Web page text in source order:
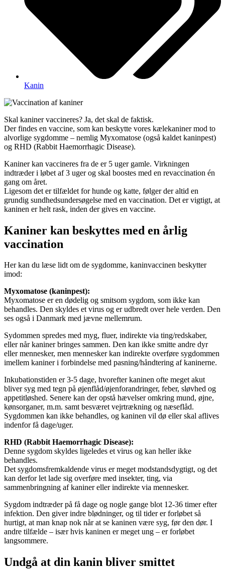
Kanin
Skal kaniner vaccineres? Ja, det skal de faktisk.
Der findes en vaccine, som kan beskytte vores kælekaniner mod to
alvorlige sygdomme – nemlig Myxomatose (også kaldet kaninpest)
og RHD (Rabbit Haemorrhagic Disease).
Kaniner kan vaccineres fra de er 5 uger gamle. Virkningen
indtræder i løbet af 3 uger og skal boostes med en revaccination én
gang om året.
Ligesom det er tilfældet for hunde og katte, følger der altid en
grundig sundhedsundersøgelse med en vaccination. Det er vigtigt, at
kaninen er helt rask, inden der gives en vaccine.
Kaniner kan beskyttes med en årlig
vaccination
Her kan du læse lidt om de sygdomme, kaninvaccinen beskytter
imod:
Myxomatose (kaninpest):
Myxomatose er en dødelig og smitsom sygdom, som ikke kan
behandles. Den skyldes et virus og er udbredt over hele verden. Den
ses også i Danmark med jævne mellemrum.
Sydommen spredes med myg, fluer, indirekte via ting/redskaber,
eller når kaniner bringes sammen. Den kan ikke smitte andre dyr
eller mennesker, men mennesker kan indirekte overføre sygdommen
imellem kaniner i forbindelse med pasning/håndtering af kaninerne.
Inkubationstiden er 3-5 dage, hvorefter kaninen ofte meget akut
bliver syg med tegn på øjenflåd/øjenforandringer, feber, sløvhed og
appetitløshed. Senere kan der opstå hævelser omkring mund, øjne,
kønsorganer, m.m. samt besværet vejrtrækning og næseflåd.
Sygdommen kan ikke behandles, og kaninen vil dø eller skal aflives
indenfor få dage/uger.
RHD (Rabbit Haemorrhagic Disease):
Denne sygdom skyldes ligeledes et virus og kan heller ikke
behandles.
Det sygdomsfremkaldende virus er meget modstandsdygtigt, og det
kan derfor let lade sig overføre med insekter, ting, via
sammenbringning af kaniner eller indirekte via mennesker.
Sygdom indtræder på få dage og nogle gange blot 12-36 timer efter
infektion. Den giver indre blødninger, og til tider er forløbet så
hurtigt, at man knap nok når at se kaninen være syg, før den dør. I
andre tilfælde – især hvis kaninen er meget ung – er forløbet
langsommere.
Undgå at din kanin bliver smittet